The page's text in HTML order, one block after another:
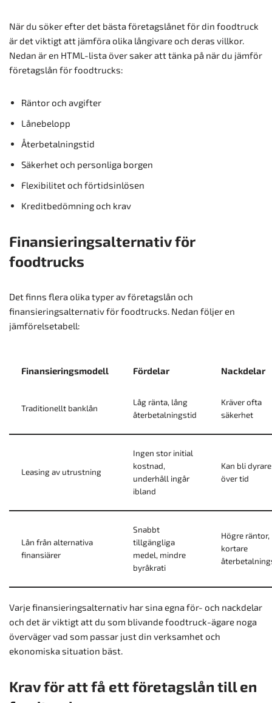
När du söker efter det bästa företagslånet för din foodtruck
är det viktigt att jämföra olika långivare och deras villkor.
Nedan är en HTML-lista över saker att tänka på när du jämför
företagslån för foodtrucks:
Räntor och avgifter
Lånebelopp
Återbetalningstid
Säkerhet och personliga borgen
Flexibilitet och förtidsinlösen
Kreditbedömning och krav
Finansieringsalternativ för
foodtrucks
Det finns flera olika typer av företagslån och
finansieringsalternativ för foodtrucks. Nedan följer en
jämförelsetabell:
Finansieringsmodell Fördelar Nackdelar
Traditionellt banklån
Låg ränta, lång
återbetalningstid
Kräver ofta
säkerhet
Leasing av utrustning
Ingen stor initial
kostnad,
underhåll ingår
ibland
Kan bli dyrare
över tid
Lån från alternativa
finansiärer
Snabbt
tillgängliga
medel, mindre
byråkrati
Högre räntor,
kortare
Varje finansieringsalternativ har sina egna för- och nackdelar
och det är viktigt att du som blivande foodtruck-ägare noga
överväger vad som passar just din verksamhet och
ekonomiska situation bäst.
Krav för att få ett företagslån till en